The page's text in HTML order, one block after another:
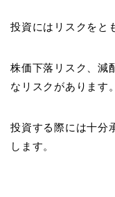
投資にはリスクをと
株価下落リスク、減
なリスクがあります。
投資する際には十分
します。